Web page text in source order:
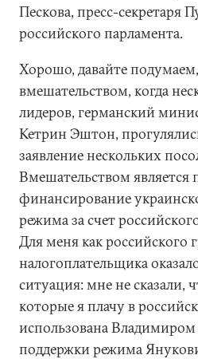
Пескова, пресс-секретаря
российского парламента.
Хорошо, давайте
вмешательством, когда
лидеров, германский
Кетрин Эштон,
заявление нескольких
Вмешательством является
финансирование
режима за счет
Для меня как российского
налогоплательщика
ситуация: мне не сказали,
которые я плачу в
использована
поддержки режима